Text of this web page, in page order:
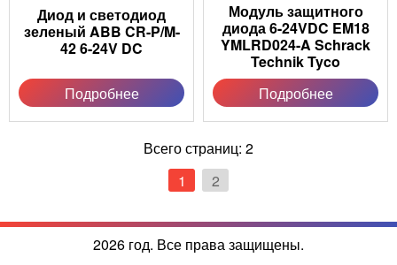
Диод и светодиод
зеленый ABB CR-P/M-
42 6-24V DC
Подробнее
Модуль защитного
диода 6-24VDC EM18
YMLRD024-A Schrack
Technik Tyco
Подробнее
Всего страниц: 2
1
2
2026 год. Все права защищены.